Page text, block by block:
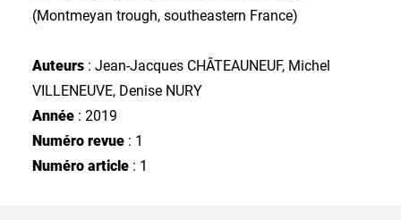
(Montmeyan trough, southeastern France)
Auteurs : Jean-Jacques CHÂTEAUNEUF, Michel
VILLENEUVE, Denise NURY
Année : 2019
Numéro revue : 1
Numéro article : 1